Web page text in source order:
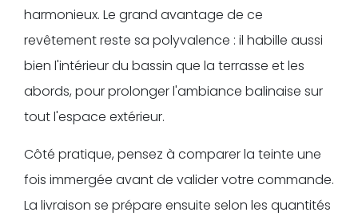
harmonieux. Le grand avantage de ce
revêtement reste sa polyvalence : il habille aussi
bien l'intérieur du bassin que la terrasse et les
abords, pour prolonger l'ambiance balinaise sur
tout l'espace extérieur.
Côté pratique, pensez à comparer la teinte une
fois immergée avant de valider votre commande.
La livraison se prépare ensuite selon les quantités